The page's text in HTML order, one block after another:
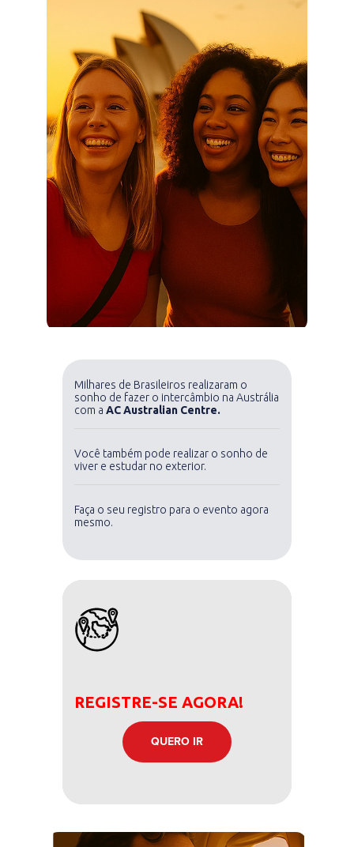
Milhares de Brasileiros realizaram o
sonho de fazer o intercâmbio na Austrália
com a ACAustralian Centre.
Você também pode realizar o sonho de
viver e estudar no exterior.
Faça o seu registro para o evento agora
mesmo.
REGISTRE-SE AGORA!
QUERO IR